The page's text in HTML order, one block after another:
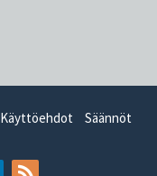
Käyttöehdot
Säännöt